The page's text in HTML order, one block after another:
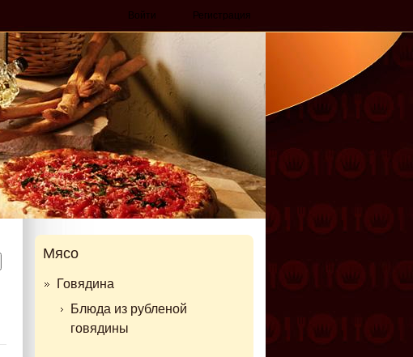
Войти Регистрация
Мясо
Говядина
Блюда из рубленой
говядины